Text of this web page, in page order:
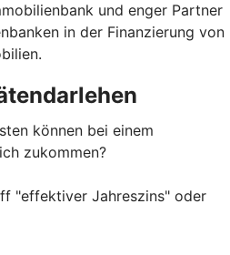
und enger Partner
in der Finanzierung von
können bei einem
zukommen?
"effektiver Jahreszins" oder